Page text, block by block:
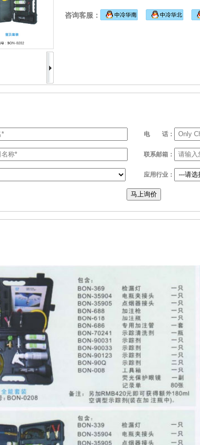
咨询客服：
电 话：
联系邮箱：
应用行业：
马上询价